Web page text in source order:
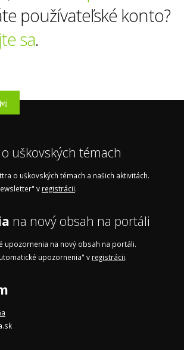
používateľské konto?
sa.
o uškovských témach
o uškovských témach a našich aktivitách.
v registrácii.
na nový obsah na portáli
upozornenia na nový obsah na portáli.
upozornenia" v registrácii.